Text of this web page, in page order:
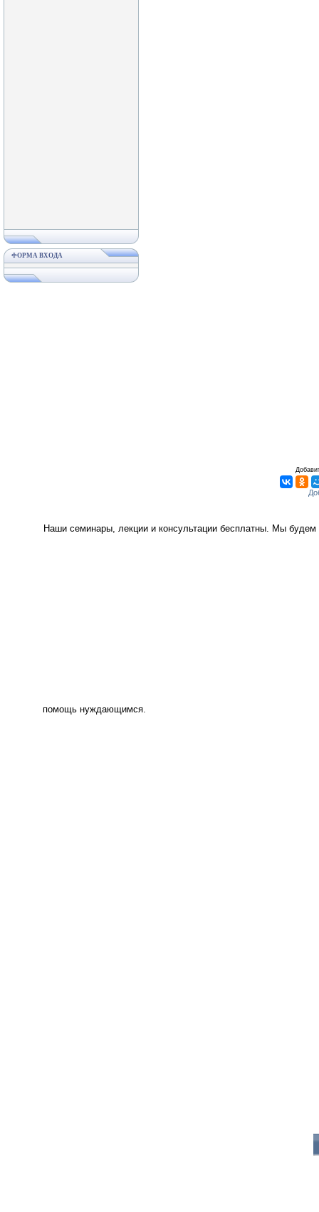
ФОРМА ВХОДА
Наши семинары, лекции и консультации бесплатны. Мы
помощь нуждающимся.